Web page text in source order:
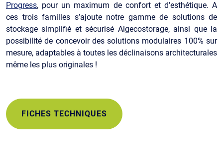
Progress, pour un maximum de confort et d’esthétique. A
ces trois familles s’ajoute notre gamme de solutions de
stockage simplifié et sécurisé Algecostorage, ainsi que la
possibilité de concevoir des solutions modulaires 100% sur
mesure, adaptables à toutes les déclinaisons architecturales
même les plus originales !
FICHES TECHNIQUES